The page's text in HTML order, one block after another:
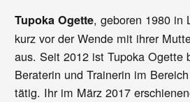
Tupoka Ogette, geboren 1980 in
kurz vor der Wende mit ihrer
aus. Seit 2012 ist Tupoka Ogette
Beraterin und Trainerin im
tätig. Ihr im März 2017